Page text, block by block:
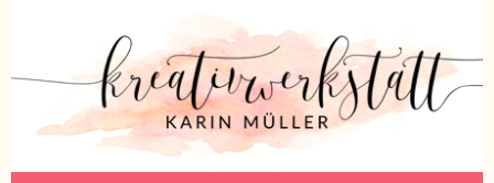
KREATIVWERKSTATT
KREATIV SEIN